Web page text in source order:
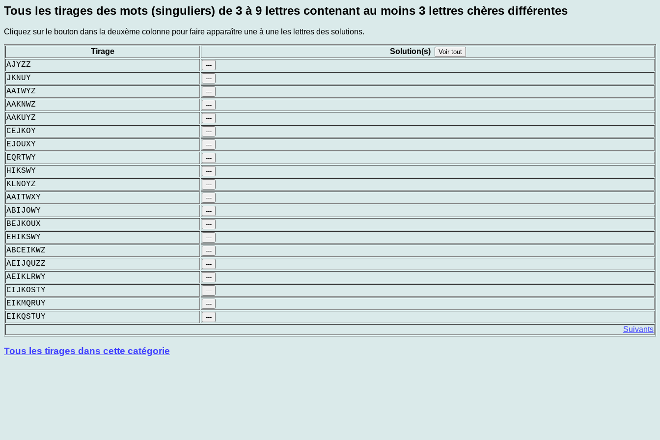
Tous les tirages des mots (singuliers) de 3 à 9 lettres contenant au moins 3 lettres chères différentes
Cliquez sur le bouton dans la deuxème colonne pour faire apparaître une à une les lettres des solutions.
Tirage Solution(s) Voir tout
AJYZZ ---
JKNUY ---
AAIWYZ ---
AAKNWZ ---
AAKUYZ ---
CEJKOY ---
EJOUXY ---
EQRTWY ---
HIKSWY ---
KLNOYZ ---
AAITWXY ---
ABIJOWY ---
BEJKOUX ---
EHIKSWY ---
ABCEIKWZ ---
AEIJQUZZ ---
AEIKLRWY ---
CIJKOSTY ---
EIKMQRUY ---
EIKQSTUY ---
Suivants
Tous les tirages dans cette catégorie